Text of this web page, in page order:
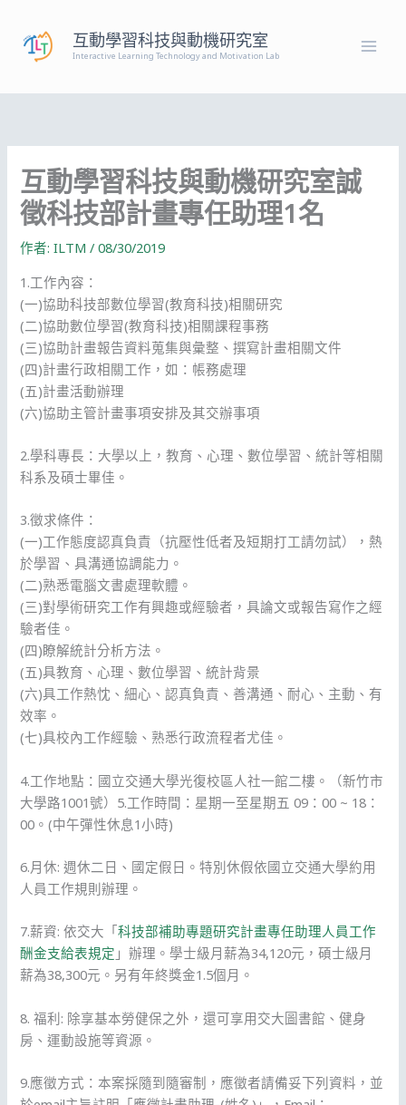
內
互動學習科技與動機研究室
Interactive Learning Technology and Motivation Lab
互動學習科技與動機研究室誠
徵科技部計畫專任助理1名
作者:ILTM/08/30/2019
1.工作內容：
(一)協助科技部數位學習(教育科技)相關研究
(二)協助數位學習(教育科技)相關課程事務
(三)協助計畫報告資料蒐集與彙整、撰寫計畫相關文件
(四)計畫行政相關工作，如：帳務處理
(五)計畫活動辦理
(六)協助主管計畫事項安排及其交辦事項
2.學科專長：大學以上，教育、心理、數位學習、統計等相關
科系及碩士畢佳。
3.徵求條件：
(一)工作態度認真負責（抗壓性低者及短期打工請勿試），熱
於學習、具溝通協調能力。
(二)熟悉電腦文書處理軟體。
(三)對學術研究工作有興趣或經驗者，具論文或報告寫作之經
驗者佳。
(四)瞭解統計分析方法。
(五)具教育、心理、數位學習、統計背景
(六)具工作熱忱、細心、認真負責、善溝通、耐心、主動、有
效率。
(七)具校內工作經驗、熟悉行政流程者尤佳。
4.工作地點：國立交通大學光復校區人社一館二樓。（新竹市
大學路1001號）5.工作時間：星期一至星期五 09：00 ~ 18：
00。(中午彈性休息1小時)
6.月休: 週休二日、國定假日。特別休假依國立交通大學約用
人員工作規則辦理。
7.薪資: 依交大「科技部補助專題研究計畫專任助理人員工作
酬金支給表規定 」辦理。學士級月薪為34,120元，碩士級月
薪為38,300元。另有年終獎金1.5個月。
8. 福利: 除享基本勞健保之外，還可享用交大圖書館、健身
房、運動設施等資源。
9.應徵方式：本案採隨到隨審制，應徵者請備妥下列資料，並